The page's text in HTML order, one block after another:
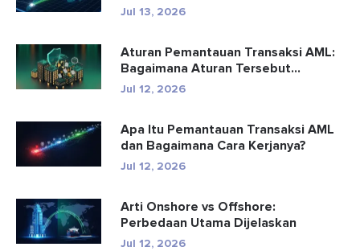
Jul 13, 2026
Aturan Pemantauan Transaksi AML:
Bagaimana Aturan Tersebut
Mendete...
Jul 12, 2026
Apa Itu Pemantauan Transaksi AML
dan Bagaimana Cara Kerjanya?
Jul 12, 2026
Arti Onshore vs Offshore:
Perbedaan Utama Dijelaskan
Jul 12, 2026